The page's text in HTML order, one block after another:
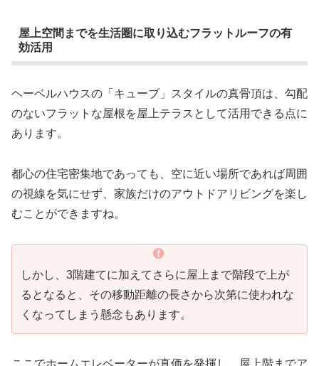
屋上空間までを生活圏に取り込むフラットルーフの有
効活用
ヘーベルハウスの「キューブ」スタイルの真骨頂は、勾配
のないフラットな屋根を屋上テラスとして活用できる点に
あります。
都心の住宅密集地であっても、空に近い場所であれば周囲
の視線を気にせず、家族だけのアウトドアリビングを楽し
むことができますね。
しかし、3階建てに加えてさらに屋上まで階段で上が
るとなると、その移動距離の長さから次第に使われな
くなってしまう懸念もあります。